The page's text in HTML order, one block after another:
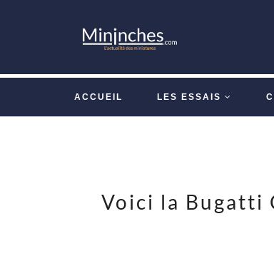
ACCUEIL LES ESSAIS
Voici la Bugatti